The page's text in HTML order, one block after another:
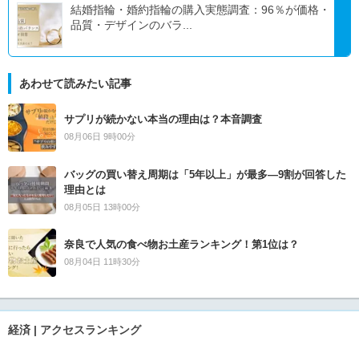
結婚指輪・婚約指輪の購入実態調査：96％が価格・
品質・デザインのバラ...
あわせて読みたい記事
サプリが続かない本当の理由は？本音調査
08月06日 9時00分
バッグの買い替え周期は「5年以上」が最多―9割が回答した
理由とは
08月05日 13時00分
奈良で人気の食べ物お土産ランキング！第1位は？
08月04日 11時30分
経済 | アクセスランキング